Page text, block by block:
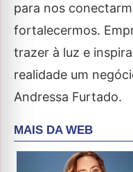
para nos
fortalecermos.
trazer à luz e
realidade um
Andressa Furtado.